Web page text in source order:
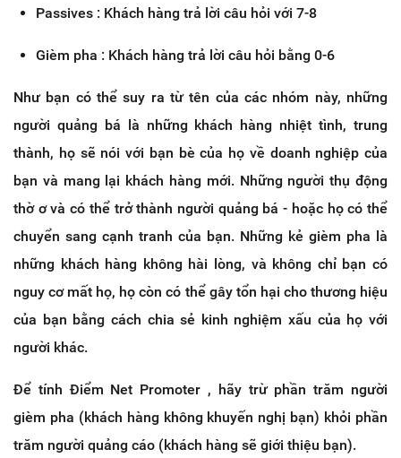
Passives : Khách hàng trả lời câu hỏi với 7-8
Gièm pha : Khách hàng trả lời câu hỏi bằng 0-6
Như bạn có thể suy ra từ tên của các nhóm này, những
người quảng bá là những khách hàng nhiệt tình, trung
thành, họ sẽ nói với bạn bè của họ về doanh nghiệp của
bạn và mang lại khách hàng mới. Những người thụ động
thờ ơ và có thể trở thành người quảng bá - hoặc họ có thể
chuyển sang cạnh tranh của bạn. Những kẻ gièm pha là
những khách hàng không hài lòng, và không chỉ bạn có
nguy cơ mất họ, họ còn có thể gây tổn hại cho thương hiệu
của bạn bằng cách chia sẻ kinh nghiệm xấu của họ với
người khác.
Để tính Điểm Net Promoter , hãy trừ phần trăm người
gièm pha (khách hàng không khuyến nghị bạn) khỏi phần
trăm người quảng cáo (khách hàng sẽ giới thiệu bạn).